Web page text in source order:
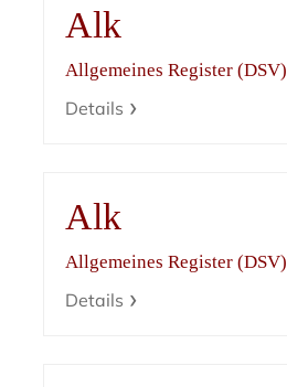
Alk
Allgemeines Register (DSV)
Details
Alk
Allgemeines Register (DSV)
Details